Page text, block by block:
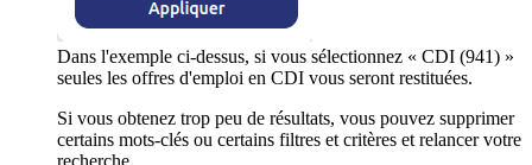
Dans l'exemple ci-dessus, si vous sélectionnez « CDI (941) »
seules les offres d'emploi en CDI vous seront restituées.
Si vous obtenez trop peu de résultats, vous pouvez supprimer
certains mots-clés ou certains filtres et critères et relancer votre
recherche.